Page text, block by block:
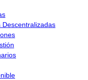
Descentralizadas